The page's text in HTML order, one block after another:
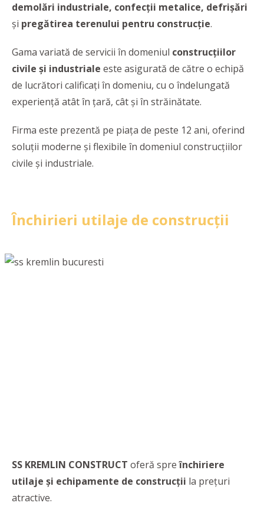
demolări industriale, confecții metalice, defrișări
și pregătirea terenului pentru construcție.
Gama variată de servicii în domeniul construcțiilor
civile și industriale este asigurată de către o echipă
de lucrători calificați în domeniu, cu o îndelungată
experiență atât în țară, cât și în străinătate.
Firma este prezentă pe piaţa de peste 12 ani, oferind
soluţii moderne şi flexibile în domeniul construcţiilor
civile şi industriale.
Închirieri utilaje de construcții
SS KREMLIN CONSTRUCT oferă spreînchiriere
utilaje și echipamente de construcții la prețuri
atractive.